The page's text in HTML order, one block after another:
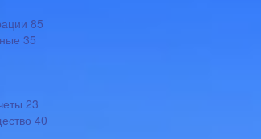
85
35
23
40